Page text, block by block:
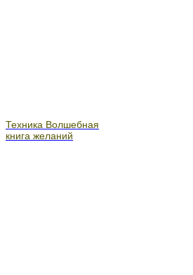
Техника Волшебная
книга желаний